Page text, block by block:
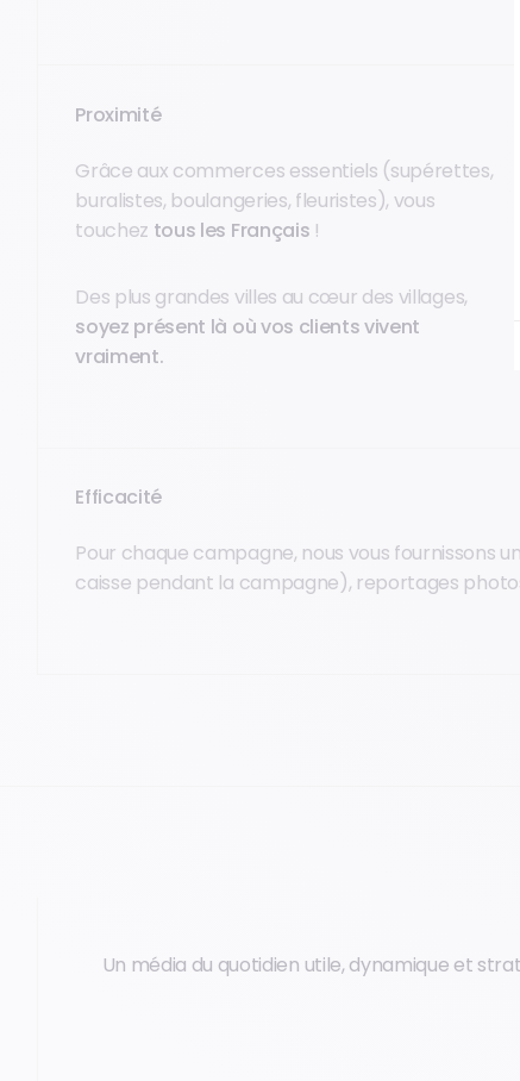
Proximité
Grâce aux commerces essentiels (supérettes,
buralistes, boulangeries, fleuristes), vous
touchez tous les Français !
Des plus grandes villes au cœur des villages,
soyez présent là où vos clients vivent
vraiment.
Efficacité
Pour chaque campagne, nous vous fournissons
caisse pendant la campagne), reportages
Un média du quotidien utile, dynamique et